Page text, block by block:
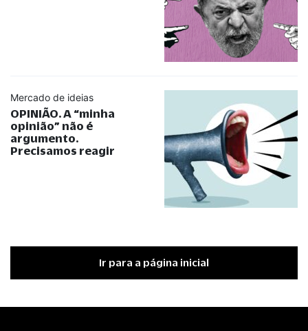
Mercado de ideias
OPINIÃO. A “minha
opinião” não é
argumento.
Precisamos reagir
Ir para a página inicial